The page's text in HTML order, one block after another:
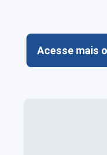
Acesse mais